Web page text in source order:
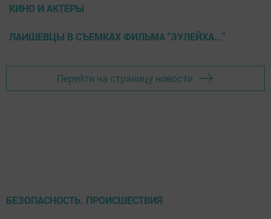
КИНО И АКТЕРЫ
ЛАИШЕВЦЫ В СЪЕМКАХ ФИЛЬМА "ЗУЛЕЙХА..."
Перейти на страницу новости
БЕЗОПАСНОСТЬ. ПРОИСШЕСТВИЯ